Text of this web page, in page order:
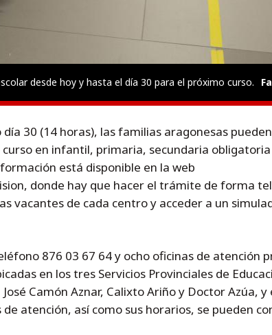
desde hoy y hasta el día 30 para el próximo curso.
30 (14 horas), las familias aragonesas
en infantil, primaria, secundaria
está disponible en la web
donde hay que hacer el trámite de forma
vacantes de cada centro y acceder a un
876 03 67 64 y ocho oficinas de atención
en los tres Servicios Provinciales de
Camón Aznar, Calixto Ariño y Doctor Azúa, y
atención, así como sus horarios, se pueden